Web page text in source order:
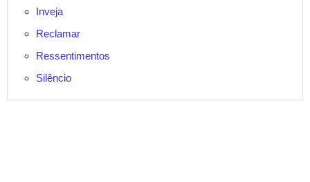
Inveja
Reclamar
Ressentimentos
Silêncio